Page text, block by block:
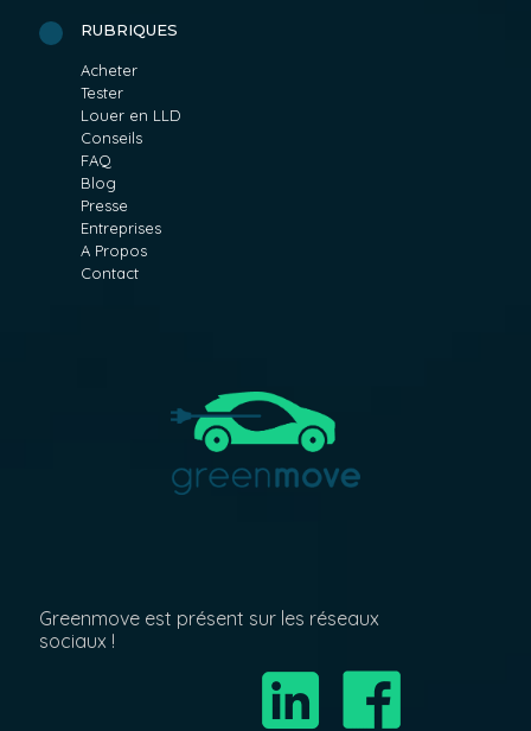
RUBRIQUES
Acheter
Tester
Louer en LLD
Conseils
FAQ
Blog
Presse
Entreprises
A Propos
Contact
Greenmove est présent sur les réseaux
sociaux !